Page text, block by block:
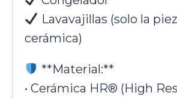
Lavavajillas (solo la
cerámica)
**Material:**
• Cerámica HR® (High